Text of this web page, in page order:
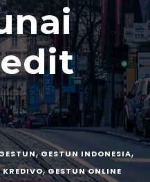
,GESTUN INDONESIA,
,GESTUN ONLINE